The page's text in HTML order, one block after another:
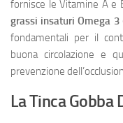
fornisce le Vitamine A e
grassi insaturi Omega 3
fondamentali per il
buona circolazione e
prevenzione
La Tinca Gobba